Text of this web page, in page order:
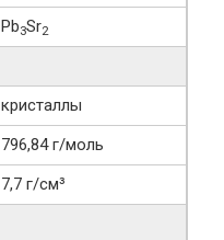
Pb3Sr2
кристаллы
796,84 г/моль
7,7 г/см³